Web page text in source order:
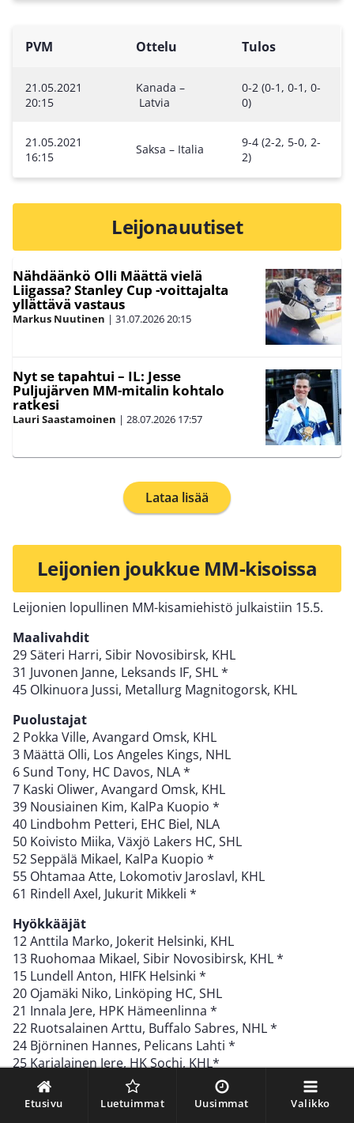
Etusivu Luetuimmat Uusimmat Valikko
PVM Ottelu Tulos
21.05.2021
20:15
Kanada –
Latvia
0-2 (0-1, 0-1, 0-
0)
21.05.2021
16:15
Saksa – Italia
9-4 (2-2, 5-0, 2-
2)
Leijonauutiset
Nähdäänkö Olli Määttä vielä
Liigassa? Stanley Cup -voittajalta
yllättävä vastaus
Markus Nuutinen | 31.07.202620:15
Nyt se tapahtui – IL: Jesse
Puljujärven MM-mitalin kohtalo
ratkesi
Lauri Saastamoinen | 28.07.2026 17:57
Lataa lisää
Leijonien joukkue MM-kisoissa
Leijonien lopullinen MM-kisamiehistö julkaistiin 15.5.
Maalivahdit
29 Säteri Harri, Sibir Novosibirsk, KHL
31 Juvonen Janne, Leksands IF, SHL *
45 Olkinuora Jussi, Metallurg Magnitogorsk, KHL
Puolustajat
2 Pokka Ville, Avangard Omsk, KHL
3 Määttä Olli, Los Angeles Kings, NHL
6 Sund Tony, HC Davos, NLA *
7 Kaski Oliwer, Avangard Omsk, KHL
39 Nousiainen Kim, KalPa Kuopio *
40 Lindbohm Petteri, EHC Biel, NLA
50 Koivisto Miika, Växjö Lakers HC, SHL
52 Seppälä Mikael, KalPa Kuopio *
55 Ohtamaa Atte, Lokomotiv Jaroslavl, KHL
61 Rindell Axel, Jukurit Mikkeli *
Hyökkääjät
12 Anttila Marko, Jokerit Helsinki, KHL
13 Ruohomaa Mikael, Sibir Novosibirsk, KHL *
15 Lundell Anton, HIFK Helsinki *
20 Ojamäki Niko, Linköping HC, SHL
21 Innala Jere, HPK Hämeenlinna *
22 Ruotsalainen Arttu, Buffalo Sabres, NHL *
24 Björninen Hannes, Pelicans Lahti *
25 Karjalainen Jere, HK Sochi, KHL*
27 Kontiola Petri, HPK Hämeenlinna
38 Turunen Teemu, HC Davos, NLA *